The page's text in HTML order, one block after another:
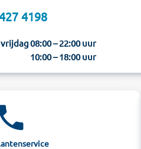
4198
08:00 – 22:00 uur
10:00 – 18:00 uur